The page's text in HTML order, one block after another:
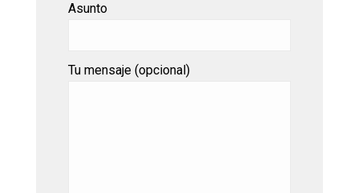
Asunto
Tu mensaje (opcional)